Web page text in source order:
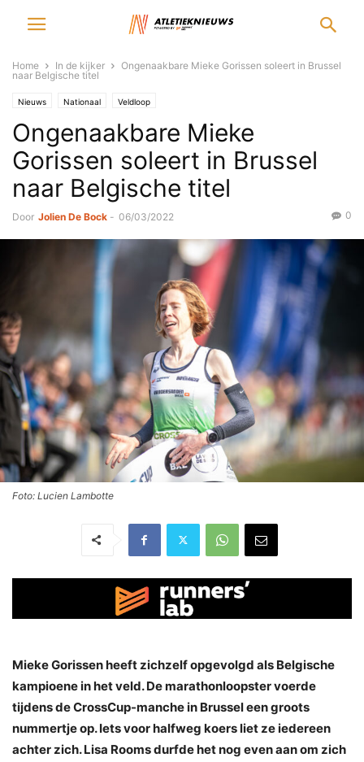
Home In de kijker
Ongenaakbare Mieke Gorissen soleert in Brussel
naar Belgische titel
Nieuws Nationaal Veldloop
Ongenaakbare Mieke
Gorissen soleert in Brussel
naar Belgische titel
Door Jolien De Bock - 06/03/2022 0
Foto: Lucien Lambotte
Mieke Gorissen heeft zichzelf opgevolgd als Belgische
kampioene in het veld. De marathonloopster voerde
tijdens de CrossCup-manche in Brussel een groots
nummertje op. Iets voor halfweg koers liet ze iedereen
achter zich. Lisa Rooms durfde het nog even aan om zich